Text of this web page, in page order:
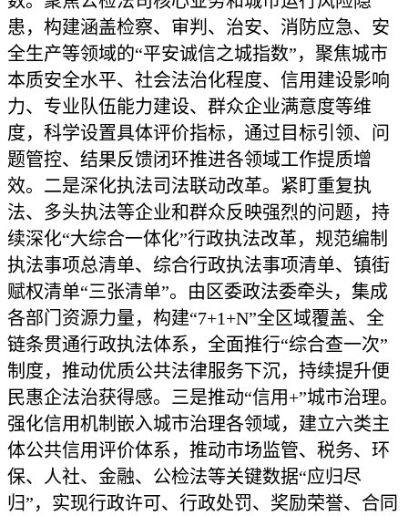
患，构建涵盖检察、审判、治安、消防应急、安
全生产等领域的“平安诚信之城指数”，聚焦城市
本质安全水平、社会法治化程度、信用建设影响
力、专业队伍能力建设、群众企业满意度等维
度，科学设置具体评价指标，通过目标引领、问
题管控、结果反馈闭环推进各领域工作提质增
效。二是深化执法司法联动改革。紧盯重复执
法、多头执法等企业和群众反映强烈的问题，持
续深化“大综合一体化”行政执法改革，规范编制
执法事项总清单、综合行政执法事项清单、镇街
赋权清单“三张清单”。由区委政法委牵头，集成
各部门资源力量，构建“7+1+N”全区域覆盖、全
链条贯通行政执法体系，全面推行“综合查一次”
制度，推动优质公共法律服务下沉，持续提升便
民惠企法治获得感。三是推动“信用+”城市治理。
强化信用机制嵌入城市治理各领域，建立六类主
体公共信用评价体系，推动市场监管、税务、环
保、人社、金融、公检法等关键数据“应归尽
归”，实现行政许可、行政处罚、奖励荣誉、合同